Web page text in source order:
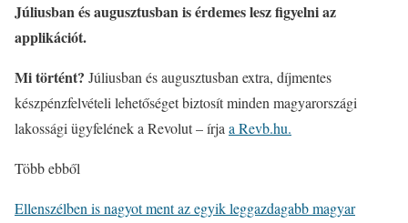
Júliusban és augusztusban is érdemes lesz figyelni az
applikációt.
Mi történt? Júliusban és augusztusban extra, díjmentes
készpénzfelvételi lehetőséget biztosít minden magyarországi
lakossági ügyfelének a Revolut – írja a Revb.hu.
Több ebből
Ellenszélben is nagyot ment az egyik leggazdagabb magyar